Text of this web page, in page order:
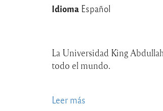
de
en
Suiza
Ministerio
Humano-
British
Idioma Español
La Universidad King
todo el mundo.
Leer más